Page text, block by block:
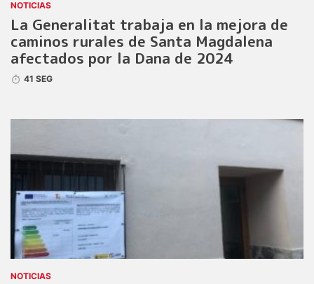
NOTICIAS
La Generalitat trabaja en la mejora de
caminos rurales de Santa Magdalena
afectados por la Dana de 2024
41 SEG
NOTICIAS